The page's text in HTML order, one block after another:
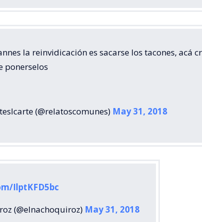
la reinvidicación es sacarse los tacones, acá
ponerselos
(@relatoscomunes) May 31, 2018
IlptKFD5bc
(@elnachoquiroz) May 31, 2018